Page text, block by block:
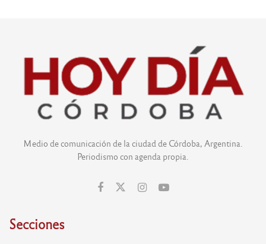
Medio de comunicación de la ciudad de Córdoba, Argentina.
Periodismo con agenda propia.
Secciones